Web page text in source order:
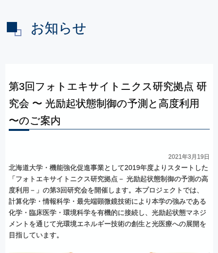
お知らせ
第3回 フォトエキサイトニクス研究拠点 研
究会 〜 光励起状態制御の予測と 高度利用
〜のご案内
2021年3月19日
北海道大学・機能強化促進事業として2019年度よりスタートした
「フォトエキサイトニクス研究拠点－ 光励起状態制御の予測の高
度利用－」の第3回研究会を開催します。本プロジェクトでは、
計算化学・情報科学・最先端顕微鏡技術により本学の強みである
化学・臨床医学・環境科学を有機的に接続し、光励起状態マネジ
メントを通じて光環境エネルギー技術の創生と光医療への展開を
目指しています。